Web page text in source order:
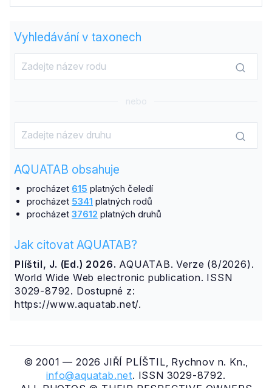
Vyhledávání v taxonech
nebo
AQUATAB obsahuje
procházet 615 platných čeledí
procházet 5341 platných rodů
procházet 37612 platných druhů
Jak citovat AQUATAB?
Plíštil, J. (Ed.) 2026. AQUATAB. Verze (8/2026).
World Wide Web electronic publication. ISSN
3029-8792. Dostupné z:
https://www.aquatab.net/.
© 2001 — 2026 JIŘÍ PLÍŠTIL, Rychnov n. Kn.,
info@aquatab.net. ISSN 3029-8792.